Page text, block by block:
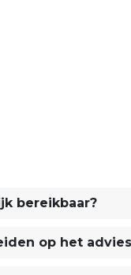
bereikbaar?
op het